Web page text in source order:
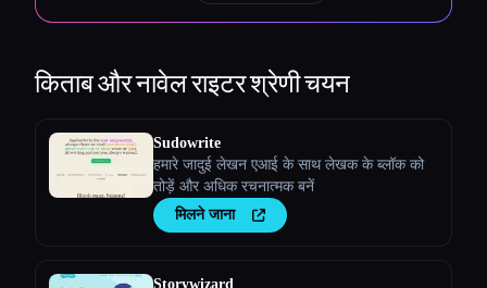
किताब और नावेल राइटरश्रेणी चयन
Sudowrite
हमारे जादुई लेखन एआई के साथ लेखक के ब्लॉक को
तोड़ें और अधिक रचनात्मक बनें
मिलने जाना
Storywizard